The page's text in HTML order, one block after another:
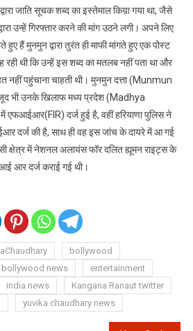
जाति सूचक शब्द का इस्तेमाल किय़ा गया था, जैसे
उन्हें गिरफ्तार करने की मांग उठने लगी। अपने लिए
हुए हैं मुनमुन द्वारा तुरंत ही माफी मांगते हुए एक पोस्ट
रही थी कि उन्हें इस शब्द का मतलब नहीं पता था और
नहीं पहुंचाना चाहती थी। मुनमुन दत्ता (Munmun
भी उनके खिलाफ मध्य प्रदेश (Madhya
दर्ज हुई है, वहीं हरियाणा पुलिस ने
दर्ज की है, साथ ही वह इस जांच के दायरे में आ गई
क्षेत्र में नेशनल अलायंस फॉर दलित ह्यूमन राइट्स के
आर दर्ज कराई गई थी।
bollywood
bollywood news
entertainment
india news
Kangana Ranaut twitter
yuvika chaudhary news